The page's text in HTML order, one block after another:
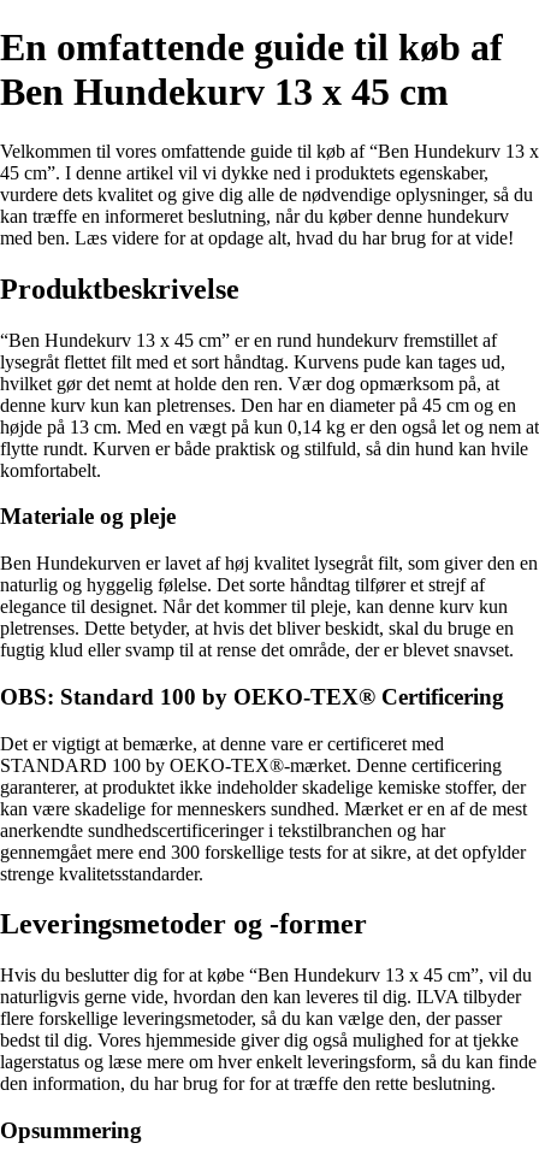
En omfattende guide til køb af
Ben Hundekurv 13 x 45 cm
Velkommen til vores omfattende guide til køb af “Ben Hundekurv 13 x
45 cm”. I denne artikel vil vi dykke ned i produktets egenskaber,
vurdere dets kvalitet og give dig alle de nødvendige oplysninger, så du
kan træffe en informeret beslutning, når du køber denne hundekurv
med ben. Læs videre for at opdage alt, hvad du har brug for at vide!
Produktbeskrivelse
“Ben Hundekurv 13 x 45 cm” er en rund hundekurv fremstillet af
lysegråt flettet filt med et sort håndtag. Kurvens pude kan tages ud,
hvilket gør det nemt at holde den ren. Vær dog opmærksom på, at
denne kurv kun kan pletrenses. Den har en diameter på 45 cm og en
højde på 13 cm. Med en vægt på kun 0,14 kg er den også let og nem at
flytte rundt. Kurven er både praktisk og stilfuld, så din hund kan hvile
komfortabelt.
Materiale og pleje
Ben Hundekurven er lavet af høj kvalitet lysegråt filt, som giver den en
naturlig og hyggelig følelse. Det sorte håndtag tilfører et strejf af
elegance til designet. Når det kommer til pleje, kan denne kurv kun
pletrenses. Dette betyder, at hvis det bliver beskidt, skal du bruge en
fugtig klud eller svamp til at rense det område, der er blevet snavset.
OBS: Standard 100 by OEKO-TEX® Certificering
Det er vigtigt at bemærke, at denne vare er certificeret med
STANDARD 100 by OEKO-TEX®-mærket. Denne certificering
garanterer, at produktet ikke indeholder skadelige kemiske stoffer, der
kan være skadelige for menneskers sundhed. Mærket er en af de mest
anerkendte sundhedscertificeringer i tekstilbranchen og har
gennemgået mere end 300 forskellige tests for at sikre, at det opfylder
strenge kvalitetsstandarder.
Leveringsmetoder og -former
Hvis du beslutter dig for at købe “Ben Hundekurv 13 x 45 cm”, vil du
naturligvis gerne vide, hvordan den kan leveres til dig. ILVA tilbyder
flere forskellige leveringsmetoder, så du kan vælge den, der passer
bedst til dig. Vores hjemmeside giver dig også mulighed for at tjekke
lagerstatus og læse mere om hver enkelt leveringsform, så du kan finde
den information, du har brug for for at træffe den rette beslutning.
Opsummering